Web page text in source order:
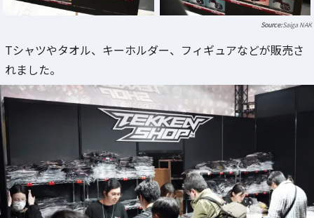
Saiga NAK
Tシャツやタオル、キーホルダー、フィギュアなどが販売さ
れました。